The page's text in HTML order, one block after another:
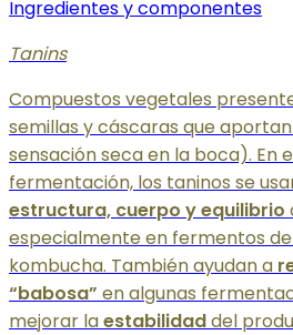
Ingredientes y componentes
Tanins
Compuestos vegetales
semillas y cáscaras que aportan
sensación seca en la boca). En
fermentación, los taninos se
estructura, cuerpo y equilibrio
especialmente en fermentos
kombucha. También ayudan a
“babosa” en algunas
mejorar laestabilidaddel